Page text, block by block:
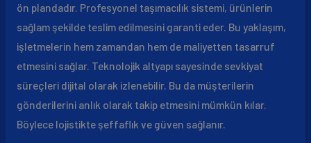
ön plandadır. Profesyonel taşımacılık sistemi, ürünlerin
sağlam şekilde teslim edilmesini garanti eder. Bu yaklaşım,
işletmelerin hem zamandan hem de maliyetten tasarruf
etmesini sağlar. Teknolojik altyapı sayesinde sevkiyat
süreçleri dijital olarak izlenebilir. Bu da müşterilerin
gönderilerini anlık olarak takip etmesini mümkün kılar.
Böylece lojistikte şeffaflık ve güven sağlanır.